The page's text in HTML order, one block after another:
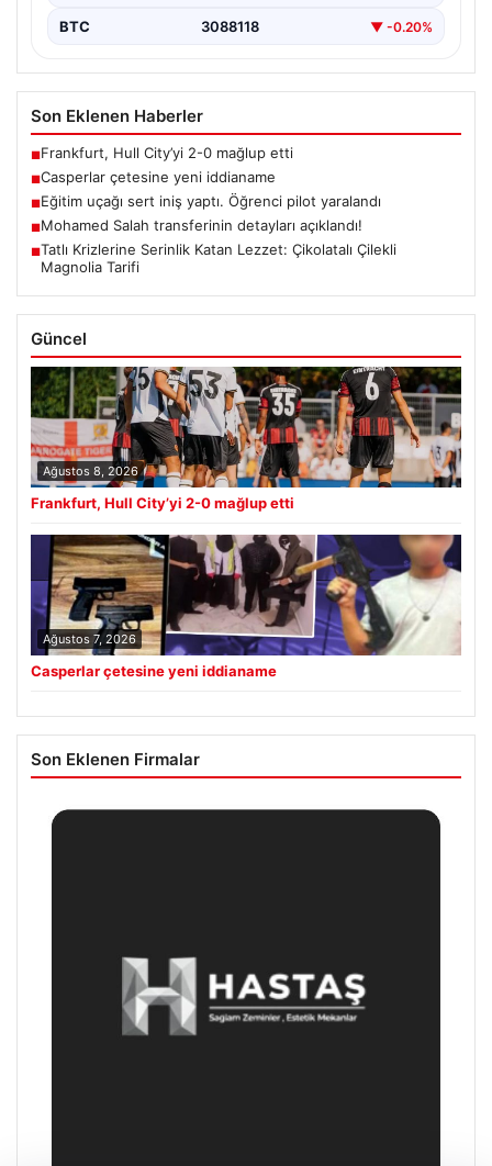
BTC 3088118 ▼ -0.20%
Son Eklenen Haberler
■Frankfurt, Hull City’yi 2-0 mağlup etti
■Casperlar çetesine yeni iddianame
■Eğitim uçağı sert iniş yaptı. Öğrenci pilot yaralandı
■Mohamed Salah transferinin detayları açıklandı!
■Tatlı Krizlerine Serinlik Katan Lezzet: Çikolatalı Çilekli
Magnolia Tarifi
Güncel
Ağustos 8, 2026
Frankfurt, Hull City’yi 2-0 mağlup etti
Ağustos 7, 2026
Casperlar çetesine yeni iddianame
Son Eklenen Firmalar